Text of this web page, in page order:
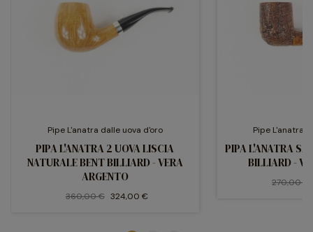
Pipe L'anatra dalle uova d'oro
PIPA L'ANATRA 2 UOVA LISCIA
NATURALE BENT BILLIARD - VERA
ARGENTO
360,00 € 324,00 €
Pipe L'anatra
PIPA L'ANATRA
BILLIARD -
270,00 €